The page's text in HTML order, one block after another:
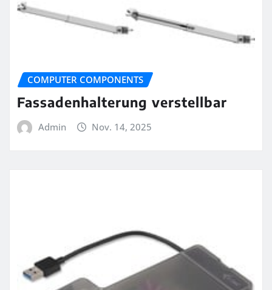
COMPUTER COMPONENTS
Fassadenhalterung verstellbar
Admin Nov. 14, 2025